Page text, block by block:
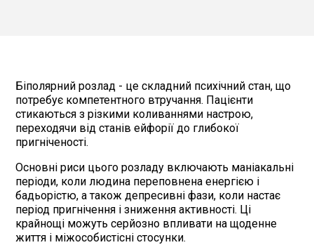
Біполярний розлад - це складний психічний стан, що
потребує компетентного втручання. Пацієнти
стикаються з різкими коливаннями настрою,
переходячи від станів ейфорії до глибокої
пригніченості.
Основні риси цього розладу включають маніакальні
періоди, коли людина переповнена енергією і
бадьорістю, а також депресивні фази, коли настає
період пригнічення і зниження активності. Ці
крайнощі можуть серйозно впливати на щоденне
життя і міжособистісні стосунки.